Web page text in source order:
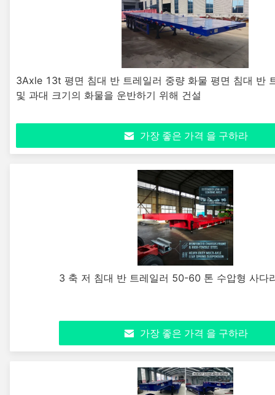
3Axle 13t 평면 침대 반 트레일러 중량 화물 평면 침대 반
및 과대 크기의 화물을 운반하기 위해 건설
가장 좋은 가격 을 구하라
3 축 저 침대 반 트레일러 50-60 톤 수압형 사다
가장 좋은 가격 을 구하라